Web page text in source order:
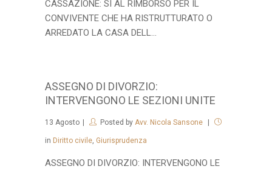
CASSAZIONE: SÌ AL RIMBORSO PER IL
CONVIVENTE CHE HA RISTRUTTURATO O
ARREDATO LA CASA DELL...
ASSEGNO DI DIVORZIO:
INTERVENGONO LE SEZIONI UNITE
13 Agosto Posted by Avv. Nicola Sansone
in Diritto civile Giurisprudenza
ASSEGNO DI DIVORZIO: INTERVENGONO LE